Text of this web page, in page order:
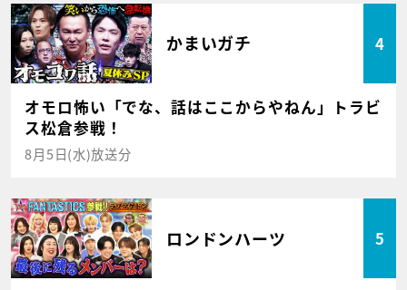
かまいガチ 4
オモロ怖い「でな、話はここからやねん」トラビ
ス松倉参戦！
8月5日(水)放送分
ロンドンハーツ 5